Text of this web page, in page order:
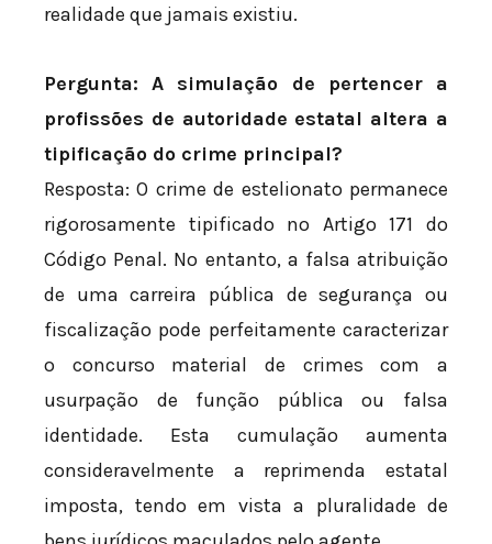
realidade que jamais existiu.
Pergunta: A simulação de pertencer a
profissões de autoridade estatal altera a
tipificação do crime principal?
Resposta: O crime de estelionato permanece
rigorosamente tipificado no Artigo 171 do
Código Penal. No entanto, a falsa atribuição
de uma carreira pública de segurança ou
fiscalização pode perfeitamente caracterizar
o concurso material de crimes com a
usurpação de função pública ou falsa
identidade. Esta cumulação aumenta
consideravelmente a reprimenda estatal
imposta, tendo em vista a pluralidade de